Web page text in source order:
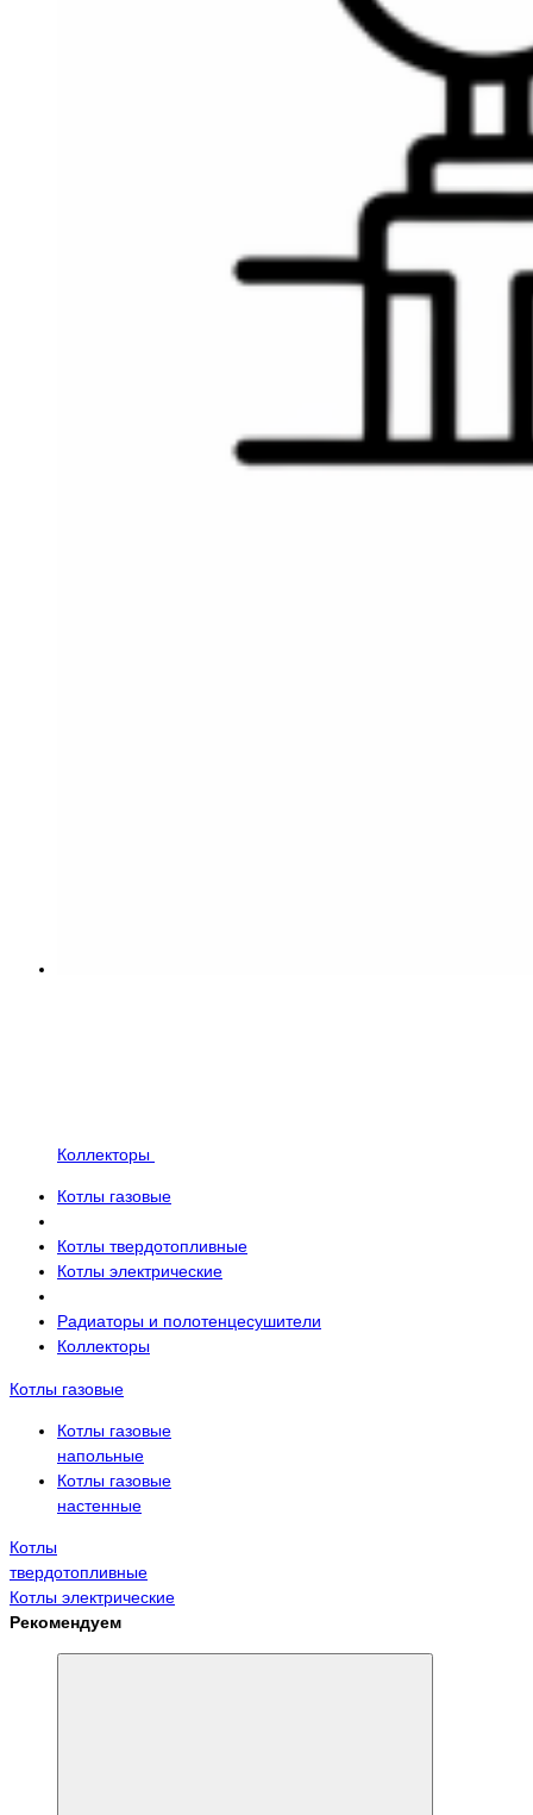
Коллекторы
Котлы газовые
Котлы твердотопливные
Котлы электрические
Радиаторы и полотенцесушители
Коллекторы
Котлы газовые
Котлы газовые
напольные
Котлы газовые
настенные
Котлы
твердотопливные
Котлы электрические
Рекомендуем